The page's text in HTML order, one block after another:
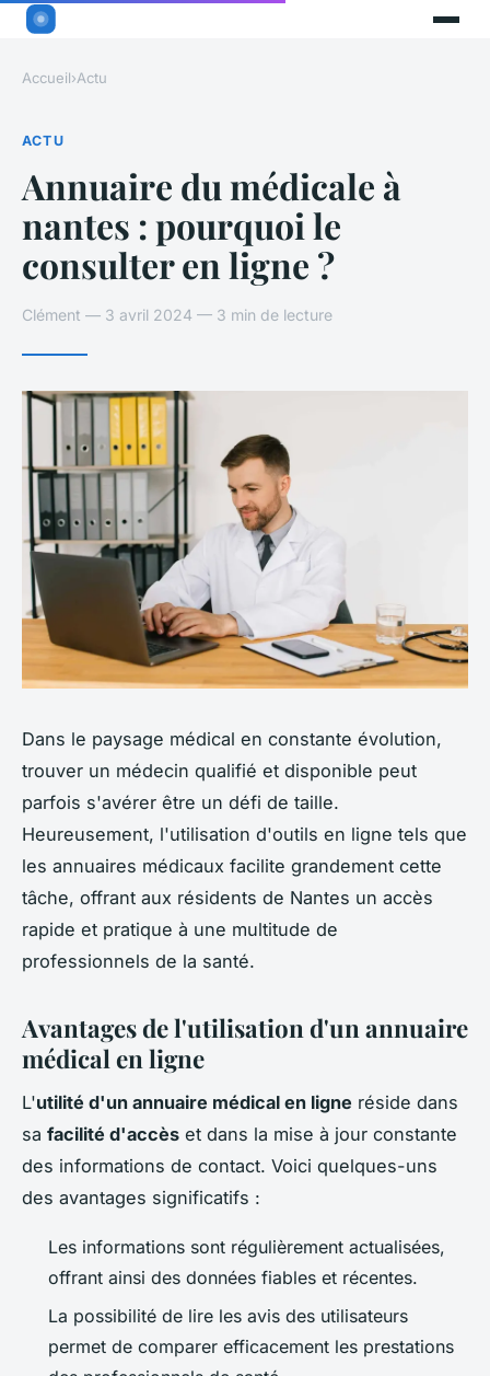
Accueil›Actu
ACTU
Annuaire du médicale à
nantes : pourquoi le
consulter en ligne ?
Clément — 3 avril 2024 — 3 min de lecture
Dans le paysage médical en constante évolution,
trouver un médecin qualifié et disponible peut
parfois s'avérer être un défi de taille.
Heureusement, l'utilisation d'outils en ligne tels que
les annuaires médicaux facilite grandement cette
tâche, offrant aux résidents de Nantes un accès
rapide et pratique à une multitude de
professionnels de la santé.
Avantages de l'utilisation d'un annuaire
médical en ligne
L'utilité d'un annuaire médical en ligne réside dans
sa facilité d'accès et dans la mise à jour constante
des informations de contact. Voici quelques-uns
des avantages significatifs :
Les informations sont régulièrement actualisées,
offrant ainsi des données fiables et récentes.
La possibilité de lire les avis des utilisateurs
permet de comparer efficacement les prestations